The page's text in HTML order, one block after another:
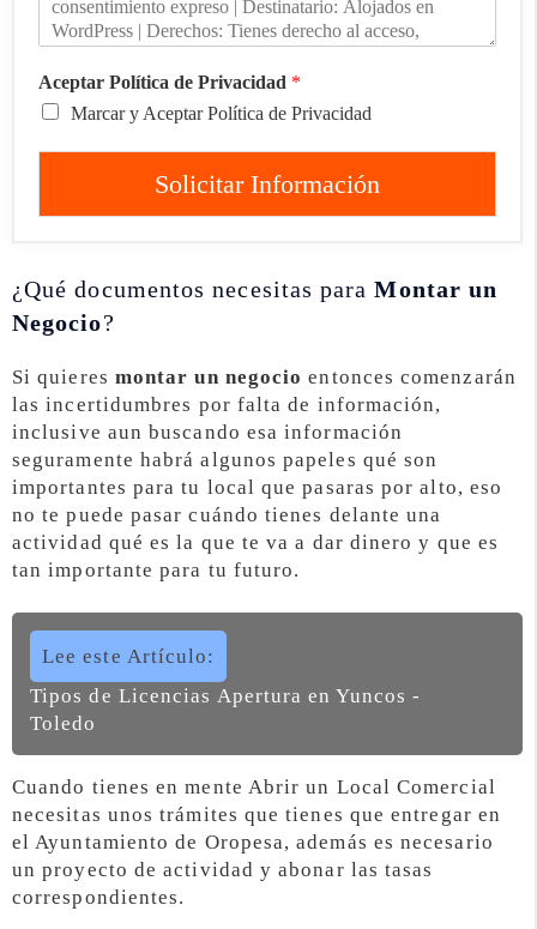
Aceptar Política de Privacidad *
Marcar y Aceptar Política de Privacidad
Solicitar Información
¿Qué documentos necesitas paraMontar un
Negocio?
Si quieres montar un negocio entonces comenzarán
las incertidumbres por falta de información,
inclusive aun buscando esa información
seguramente habrá algunos papeles qué son
importantes para tu local que pasaras por alto, eso
no te puede pasar cuándo tienes delante una
actividad qué es la que te va a dar dinero y que es
tan importante para tu futuro.
Lee este Artículo:
Tipos de Licencias Apertura en Yuncos -
Toledo
Cuando tienes en mente Abrir un Local Comercial
necesitas unos trámites que tienes que entregar en
el Ayuntamiento de Oropesa, además es necesario
un proyecto de actividad y abonar las tasas
correspondientes.